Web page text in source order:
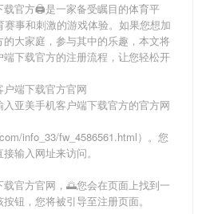
载官方🖨是一家备受瞩目的体育平
事和刺激的游戏体验。如果您想加
的大家庭，参与其中的乐趣，本文将
端下载官方的注册流程，让您轻松开
端下载官方官网
入亚美手机客户端下载官方的官方网
info_33/fw_4586561.html）。您
输入网址来访问。
载官方官网，🌅您会在页面上找到一
钮，您将被引导至注册页面。